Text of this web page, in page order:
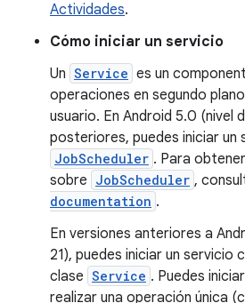
Actividades.
Cómo iniciar un servicio
Un Service es un
operaciones en segundo
usuario. En Android 5.0 (nivel
posteriores, puedes iniciar un
JobScheduler . Para
sobre JobScheduler ,
documentation .
En versiones anteriores a
21), puedes iniciar un servicio
clase Service . Puedes
realizar una operación única